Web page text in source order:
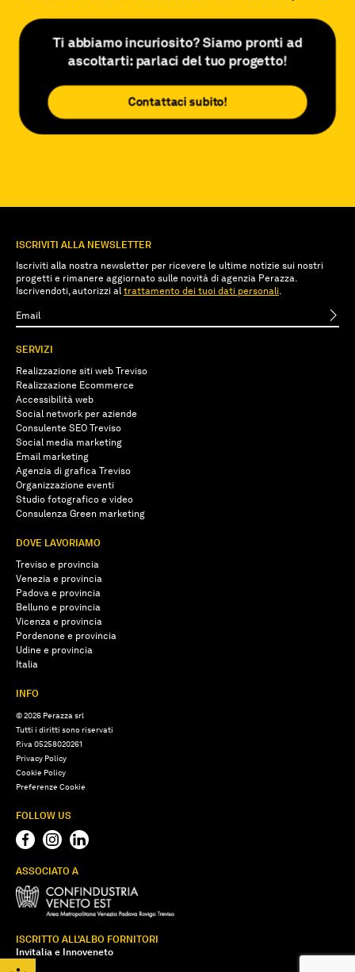
Ti abbiamo incuriosito? Siamo pronti ad
ascoltarti: parlaci del tuo progetto!
Contattaci subito!
ISCRIVITI ALLA NEWSLETTER
Iscriviti alla nostra newsletter per ricevere le ultime notizie sui nostri
progetti e rimanere aggiornato sulle novità di agenzia Perazza.
Iscrivendoti, autorizzi al trattamento dei tuoi dati personali.
SERVIZI
Realizzazione siti web Treviso
Realizzazione Ecommerce
Accessibilità web
Social network per aziende
Consulente SEO Treviso
Social media marketing
Email marketing
Agenzia di grafica Treviso
Organizzazione eventi
Studio fotografico e video
Consulenza Green marketing
DOVE LAVORIAMO
Treviso e provincia
Venezia e provincia
Padova e provincia
Belluno e provincia
Vicenza e provincia
Pordenone e provincia
Udine e provincia
Italia
INFO
© 2026 Perazza srl
Tutti i diritti sono riservati
P.iva 05258020261
Privacy Policy
Cookie Policy
Preferenze Cookie
FOLLOW US
ASSOCIATO A
ISCRITTO ALL'ALBO FORNITORI
Invitalia e Innoveneto